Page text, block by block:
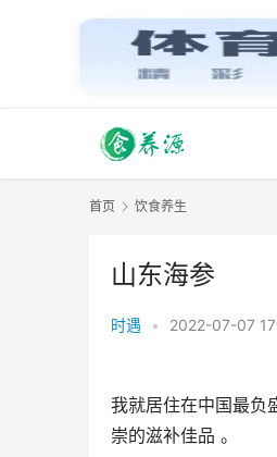
首页 饮食养生
山东海参
时遇 • 2022-07-07
我就居住在中国最
崇的滋补佳品 。